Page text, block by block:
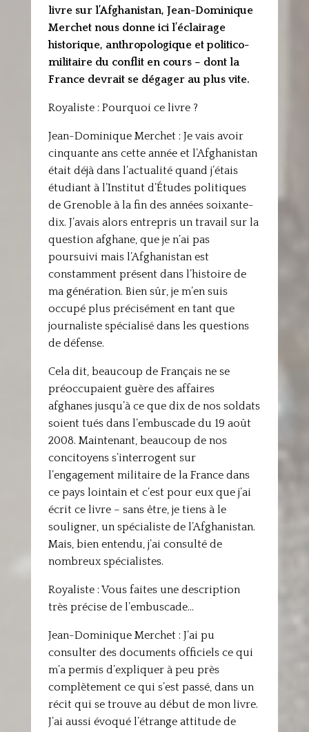
livre sur l’Afghanistan, Jean-Dominique
Merchet nous donne ici l’éclairage
historique, anthropologique et politico-
militaire du conflit en cours – dont la
France devrait se dégager au plus vite.
Royaliste : Pourquoi ce livre ?
Jean-Dominique Merchet : Je vais avoir
cinquante ans cette année et l’Afghanistan
était déjà dans l’actualité quand j’étais
étudiant à l’Institut d’Études politiques
de Grenoble à la fin des années soixante-
dix. J’avais alors entrepris un travail sur la
question afghane, que je n’ai pas
poursuivi mais l’Afghanistan est
constamment présent dans l’histoire de
ma génération. Bien sûr, je m’en suis
occupé plus précisément en tant que
journaliste spécialisé dans les questions
de défense.
Cela dit, beaucoup de Français ne se
préoccupaient guère des affaires
afghanes jusqu’à ce que dix de nos soldats
soient tués dans l’embuscade du 19 août
2008. Maintenant, beaucoup de nos
concitoyens s’interrogent sur
l’engagement militaire de la France dans
ce pays lointain et c’est pour eux que j’ai
écrit ce livre – sans être, je tiens à le
souligner, un spécialiste de l’Afghanistan.
Mais, bien entendu, j’ai consulté de
nombreux spécialistes.
Royaliste : Vous faites une description
très précise de l’embuscade…
Jean-Dominique Merchet : J’ai pu
consulter des documents officiels ce qui
m’a permis d’expliquer à peu près
complètement ce qui s’est passé, dans un
récit qui se trouve au début de mon livre.
J’ai aussi évoqué l’étrange attitude de